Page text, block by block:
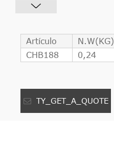
Artículo N.W(KG)
CHB188
0,24
TY_GET_A_QUOTE